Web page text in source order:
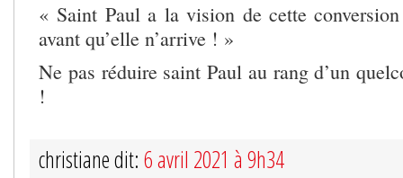
« Saint Paul a la vision de cette
avant qu’elle n’arrive ! »
Ne pas réduire saint Paul au rang d’un
!
christiane dit: 6 avril 2021 à 9h34